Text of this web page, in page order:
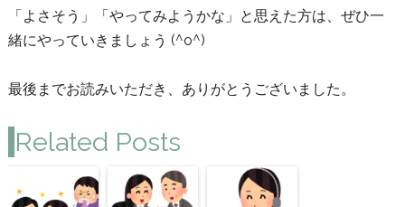
「よさそう」「やってみようかな」と思えた方は、ぜひ一
緒にやっていきましょう (^o^)
最後までお読みいただき、ありがとうございました。
Related Posts